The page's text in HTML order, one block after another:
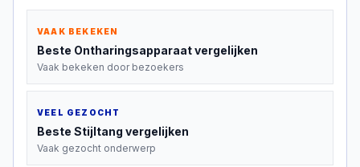
VAAK BEKEKEN
Beste Ontharingsapparaatvergelijken
Vaak bekeken door bezoekers
VEEL GEZOCHT
Beste Stijltang vergelijken
Vaak gezocht onderwerp